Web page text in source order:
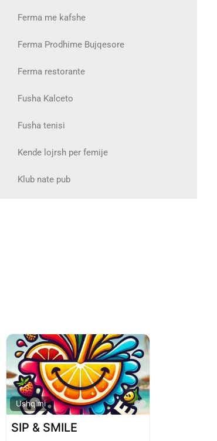
Ferma me kafshe
Ferma Prodhime Bujqesore
Ferma restorante
Fusha Kalceto
Fusha tenisi
Kende lojrsh per femije
Klub nate pub
Ushqimi
Favorite
SIP & SMILE